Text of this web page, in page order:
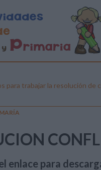
para trabajar la resolución de
MARÍA
enlace para